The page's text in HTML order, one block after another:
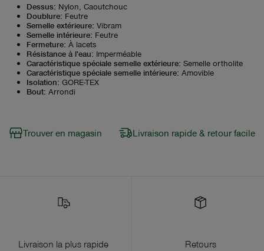
Dessus: Nylon, Caoutchouc
Doublure: Feutre
Semelle extérieure: Vibram
Semelle intérieure: Feutre
Fermeture: À lacets
Résistance à l'eau: Imperméable
Caractéristique spéciale semelle extérieure: Semelle ortholite
Caractéristique spéciale semelle intérieure: Amovible
Isolation: GORE-TEX
Bout: Arrondi
Trouver en magasin Livraison rapide & retour facile
Livraison la plus rapide
Retours